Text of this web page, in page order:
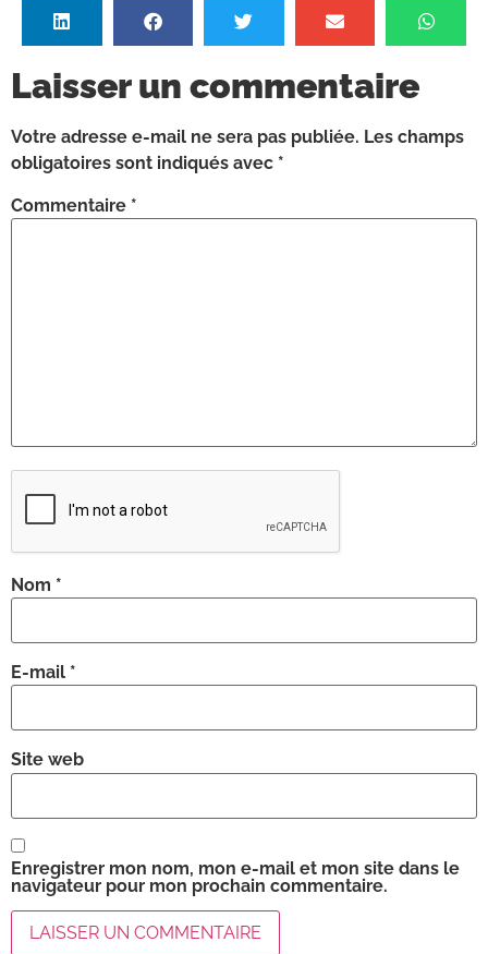
Laisser un commentaire
Votre adresse e-mail ne sera pas publiée. Les champs
obligatoires sont indiqués avec *
Commentaire *
Nom *
E-mail *
Site web
Enregistrer mon nom, mon e-mail et mon site dans le
navigateur pour mon prochain commentaire.